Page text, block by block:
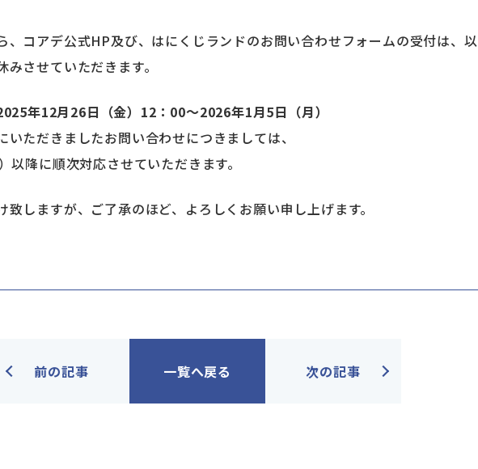
、コアデ公式HP及び、はにくじランドのお問い合わせフォームの受付は、以
みさせていただきます。
年12月26日（金）12：00～2026年1月5日（月）
ただきましたお問い合わせにつきましては、
以降に順次対応させていただきます。
致しますが、ご了承のほど、よろしくお願い申し上げます。
前の記事 一覧へ戻る 次の記事